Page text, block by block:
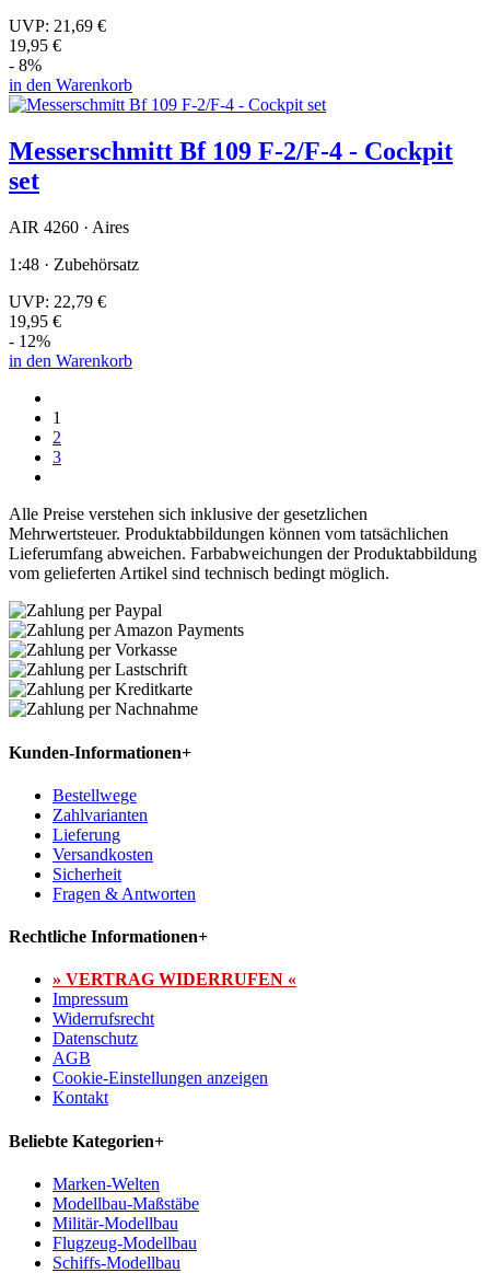
UVP: 21,69 €
19,95 €
- 8%
in den Warenkorb
Messerschmitt Bf 109 F-2/F-4 - Cockpit
set
AIR 4260 · Aires
1:48 · Zubehörsatz
UVP: 22,79 €
19,95 €
- 12%
in den Warenkorb
1
2
3
Alle Preise verstehen sich inklusive der gesetzlichen
Mehrwertsteuer. Produktabbildungen können vom tatsächlichen
Lieferumfang abweichen. Farbabweichungen der Produktabbildung
vom gelieferten Artikel sind technisch bedingt möglich.
Kunden-Informationen+
Bestellwege
Zahlvarianten
Lieferung
Versandkosten
Sicherheit
Fragen & Antworten
Rechtliche Informationen+
» VERTRAG WIDERRUFEN «
Impressum
Widerrufsrecht
Datenschutz
AGB
Cookie-Einstellungen anzeigen
Kontakt
Beliebte Kategorien+
Marken-Welten
Modellbau-Maßstäbe
Militär-Modellbau
Flugzeug-Modellbau
Schiffs-Modellbau